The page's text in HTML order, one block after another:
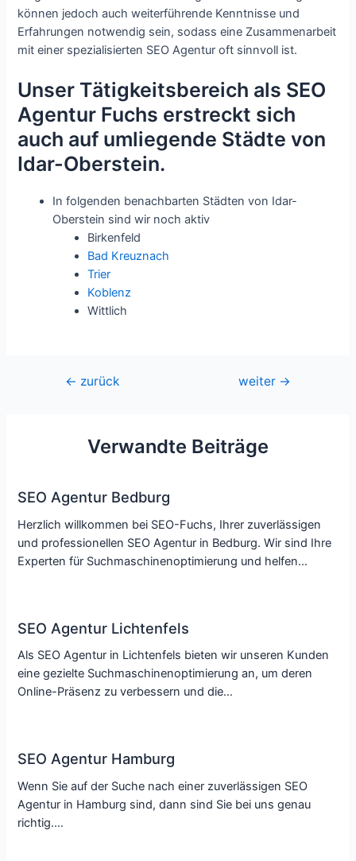
können jedoch auch weiterführende Kenntnisse und
Erfahrungen notwendig sein, sodass eine Zusammenarbeit
mit einer spezialisierten SEO Agentur oft sinnvoll ist.
Unser Tätigkeitsbereich als SEO
Agentur Fuchs erstreckt sich
auch auf umliegende Städte von
Idar-Oberstein.
In folgenden benachbarten Städten von Idar-
Oberstein sind wir noch aktiv
Birkenfeld
Bad Kreuznach
Trier
Koblenz
Wittlich
Beitragsnavigation
← zurück weiter →
Verwandte Beiträge
SEO Agentur Bedburg
Herzlich willkommen bei SEO-Fuchs, Ihrer zuverlässigen
und professionellen SEO Agentur in Bedburg. Wir sind Ihre
Experten für Suchmaschinenoptimierung und helfen…
SEO Agentur Lichtenfels
Als SEO Agentur in Lichtenfels bieten wir unseren Kunden
eine gezielte Suchmaschinenoptimierung an, um deren
Online-Präsenz zu verbessern und die…
SEO Agentur Hamburg
Wenn Sie auf der Suche nach einer zuverlässigen SEO
Agentur in Hamburg sind, dann sind Sie bei uns genau
richtig.…